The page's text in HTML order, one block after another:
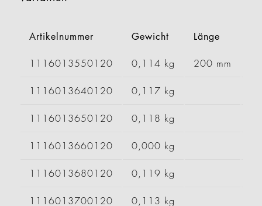
Artikelnummer Gewicht Länge
1116013550120 0,114 kg 200 mm
1116013640120 0,117 kg
1116013650120 0,118 kg
1116013660120 0,000 kg
1116013680120 0,119 kg
1116013700120 0,113 kg